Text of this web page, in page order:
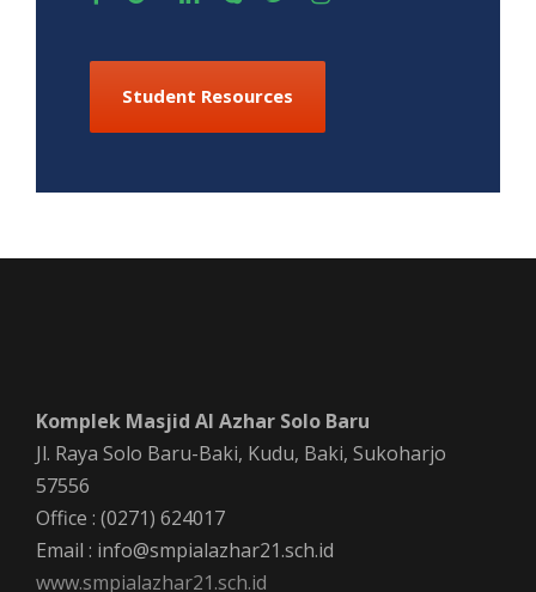
Student Resources
Komplek Masjid Al Azhar Solo Baru
Jl. Raya Solo Baru-Baki, Kudu, Baki, Sukoharjo
57556
Office : (0271) 624017
Email : info@smpialazhar21.sch.id
www.smpialazhar21.sch.id